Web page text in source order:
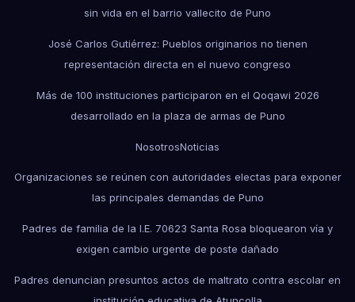
sin vida en el barrio vallecito de Puno
José Carlos Gutiérrez: Pueblos originarios no tienen
representación directa en el nuevo congreso
Más de 100 instituciones participaron en el Qoqawi 2026
desarrollado en la plaza de armas de Puno
NosotrosNoticias
Organizaciones se reúnen con autoridades electas para exponer
las principales demandas de Puno
Padres de familia de la I.E. 70623 Santa Rosa bloquearon vía y
exigen cambio urgente de poste dañado
Padres denuncian presuntos actos de maltrato contra escolar en